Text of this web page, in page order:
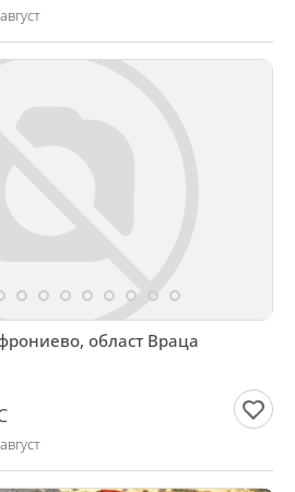
област Враца